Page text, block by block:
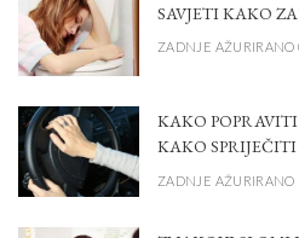
SAVJETI KAKO
ZADNJE AŽURIRANO
KAKO
KAKO
ZADNJE AŽURIRANO